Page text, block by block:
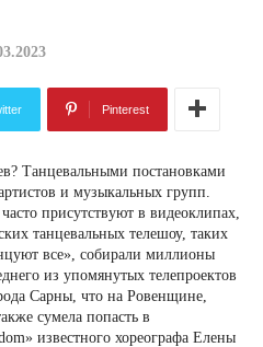
Pinterest
Танцевальными постановками
и музыкальных групп.
присутствуют в видеоклипах,
танцевальных телешоу, таких
все», собирали миллионы
из упомянутых телепроектов
Сарны, что на Ровенщине,
сумела попасть в
известного хореографа Елены